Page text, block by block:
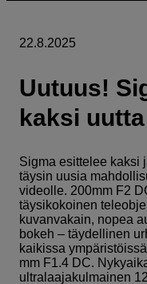
22.8.2025
Uutuus!
kaksi
Sigma esittelee kaksi
täysin uusia
videolle. 200mm F2
täysikokoinen
kuvanvakain, nopea
bokeh – täydellinen
kaikissa
mm F1.4 DC.
ultralaajakulmainen